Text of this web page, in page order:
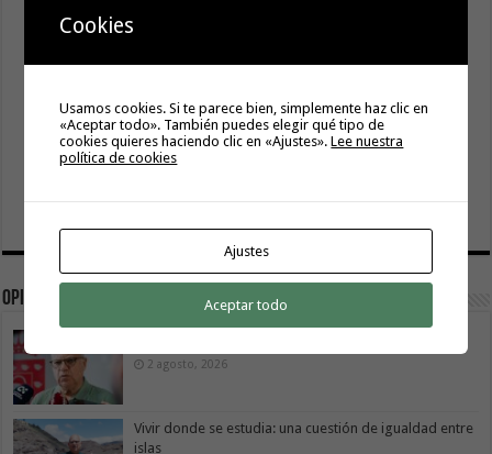
Opinión
2 agosto, 2026
Vivir donde se estudia: una cuestión de igualdad entre
islas
Cookies
Usamos cookies. Si te parece bien, simplemente haz clic en
«Aceptar todo». También puedes elegir qué tipo de
cookies quieres haciendo clic en «Ajustes».Lee nuestra
política de cookies
Ajustes
Aceptar todo